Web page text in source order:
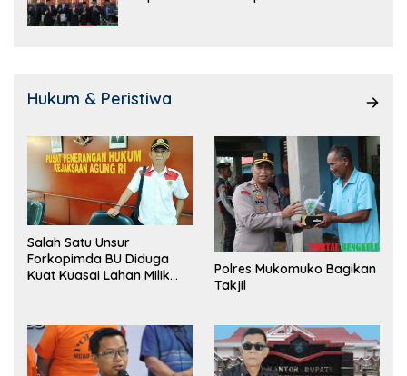
Hukum & Peristiwa
Salah Satu Unsur
Forkopimda BU Diduga
Kuat Kuasai Lahan Milik
Polres Mukomuko Bagikan
Takjil